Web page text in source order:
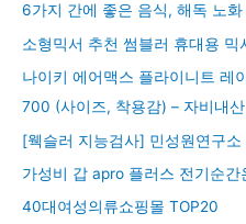
6가지 간에 좋은 음식, 해독 노
소형믹서 추천 썸블러 휴대용
나이키 에어맥스 플라이니트 레
700 (사이즈, 착용감) – 자비내산
[웩슬러 지능검사] 민성원연구
가성비 갑 apro 플러스 전기순
40대여성의류쇼핑몰 TOP20